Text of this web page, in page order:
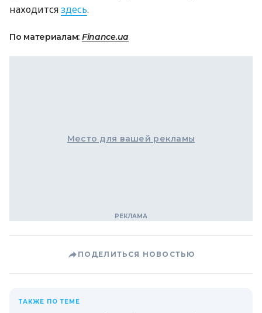
находитсяздесь.
По материалам: Finance.ua
Место для вашей рекламы
ПОДЕЛИТЬСЯ НОВОСТЬЮ
ТАКЖЕ ПО ТЕМЕ